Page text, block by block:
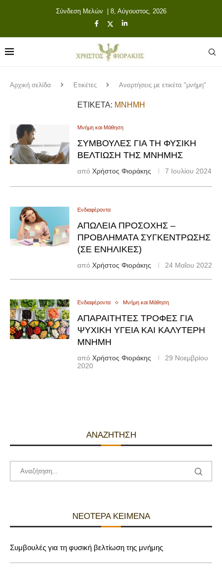
Σύνδεση Μελών | 8, Αύγουστος, 2026
Αρχική σελίδα Ετικέτες Αναρτήσεις με ετικέτα "μνήμη"
ΕΤΙΚΈΤΑ: ΜΝΉΜΗ
Μνήμη και Μάθηση
ΣΥΜΒΟΥΛΈΣ ΓΙΑ ΤΗ ΦΥΣΙΚΉ
ΒΕΛΤΊΩΣΗ ΤΗΣ ΜΝΉΜΗΣ
από Χρήστος Φιοράκης 7 Ιουλίου 2024
Ενδιαφέροντα
ΑΠΏΛΕΙΑ ΠΡΟΣΟΧΉΣ –
ΠΡΟΒΛΉΜΑΤΑ ΣΥΓΚΈΝΤΡΩΣΗΣ
(ΣΕ ΕΝΉΛΙΚΕΣ)
από Χρήστος Φιοράκης 24 Μαΐου 2022
Ενδιαφέροντα Μνήμη και Μάθηση
ΑΠΑΡΑΊΤΗΤΕΣ ΤΡΟΦΈΣ ΓΙΑ
ΨΥΧΙΚΉ ΥΓΕΙΆ ΚΑΙ ΚΑΛΎΤΕΡΗ
ΜΝΉΜΗ
από Χρήστος Φιοράκης
29 Νοεμβρίου
2020
ΑΝΑΖΉΤΗΣΗ
ΝΕΌΤΕΡΑ ΚΕΊΜΕΝΑ
Συμβουλές για τη φυσική βελτίωση της μνήμης